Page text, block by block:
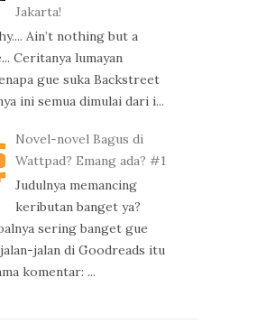
Jakarta!
Ain’t nothing but a
Ceritanya lumayan
gue suka Backstreet
ini semua dimulai dari i...
Novel-novel Bagus di
Wattpad? Emang ada? #1
Judulnya memancing
keributan banget ya?
sering banget gue
jalan di Goodreads itu
komentar: ...